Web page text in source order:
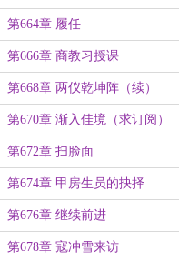
第664章 履任
第666章 商教习授课
第668章 两仪乾坤阵（续）
第670章 渐入佳境（求订阅）
第672章 扫脸面
第674章 甲房生员的抉择
第676章 继续前进
第678章 寇冲雪来访